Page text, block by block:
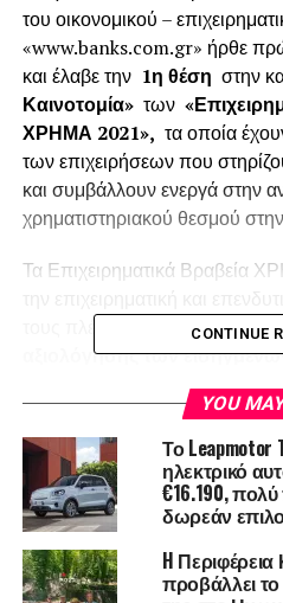
του οικονομικού –
«www.banks.com.gr» ήρθε
και έλαβε την 1η θέση στην
Καινοτομία»των
ΧΡΗΜΑ 2021», τα οποία
των επιχειρήσεων που
και συμβάλλουν ενεργά στην
χρηματιστηριακού θεσμού
Τα Επιχειρηματικά Βραβεία
τους πλέον καταξιωμένους
αξιολόγησης των
. Κριτήρια
επιχειρήσεων αποτελούν η
οι καινοτόμες δράσεις τους, ο
προσανατολισμός τους, τα
συμπεριφορά τους απέναντι
και στο επενδυτικό κοινό.
Στην υψηλού κύρους
CONTINUE
YOU
Το Leapmotor
ηλεκτρικό
€16.190,
δωρεάν
H
προβάλλει το